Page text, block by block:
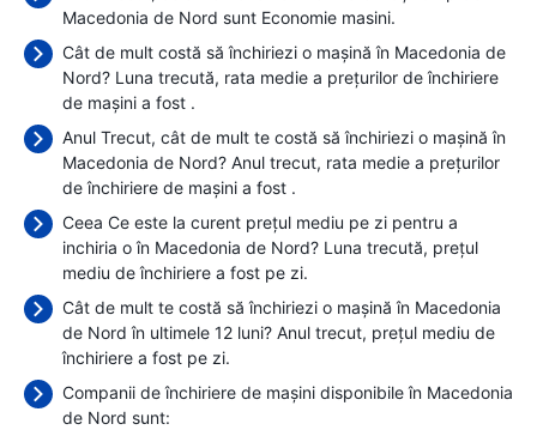
Macedonia de Nord sunt Economie masini.
Cât de mult costă să închiriezi o mașină în Macedonia de
Nord? Luna trecută, rata medie a prețurilor de închiriere
de mașini a fost .
Anul Trecut, cât de mult te costă să închiriezi o mașină în
Macedonia de Nord? Anul trecut, rata medie a prețurilor
de închiriere de mașini a fost .
Ceea Ce este la curent prețul mediu pe zi pentru a
inchiria o în Macedonia de Nord? Luna trecută, prețul
mediu de închiriere a fost pe zi.
Cât de mult te costă să închiriezi o mașină în Macedonia
de Nord în ultimele 12 luni? Anul trecut, prețul mediu de
închiriere a fost pe zi.
Companii de închiriere de mașini disponibile în Macedonia
de Nord sunt: